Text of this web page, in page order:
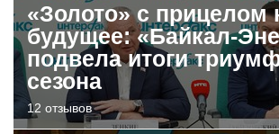
«Золото» с прицелом
будущее: «Байкал-
подвела итоги
сезона
12 отзывов